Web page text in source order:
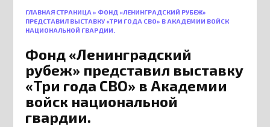
ГЛАВНАЯ СТРАНИЦА » ФОНД «ЛЕНИНГРАДСКИЙ РУБЕЖ»
ПРЕДСТАВИЛ ВЫСТАВКУ «ТРИ ГОДА СВО» В АКАДЕМИИ ВОЙСК
НАЦИОНАЛЬНОЙ ГВАРДИИ.
Фонд «Ленинградский
рубеж» представил выставку
«Три года СВО» в Академии
войск национальной
гвардии.